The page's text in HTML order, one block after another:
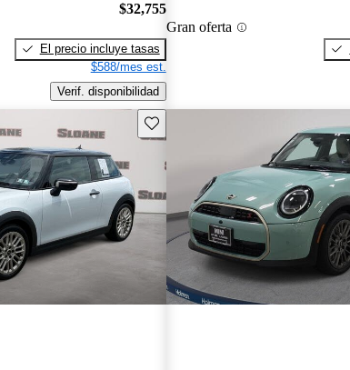
$32,755
El precio incluye tasas
$588/mes est.
Verif. disponibilidad
Gran oferta
Guarda este Aviso